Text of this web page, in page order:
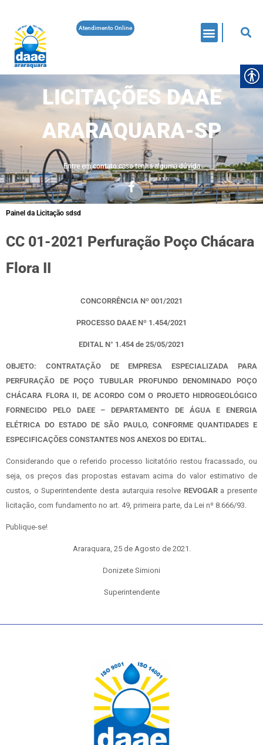
Atendimento Online
LICITAÇÕES DAAE
ARARAQUARA-SP
Entre em contato caso tenha alguma dúvida
Painel da Licitação sdsd
CC 01-2021 Perfuração Poço Chácara
Flora II
CONCORRÊNCIA Nº 001/2021
PROCESSO DAAE Nº 1.454/2021
EDITAL N° 1.454 de 25/05/2021
OBJETO: CONTRATAÇÃO DE EMPRESA ESPECIALIZADA PARA
PERFURAÇÃO DE POÇO TUBULAR PROFUNDO DENOMINADO POÇO
CHÁCARA FLORA II, DE ACORDO COM O PROJETO HIDROGEOLÓGICO
FORNECIDO PELO DAEE – DEPARTAMENTO DE ÁGUA E ENERGIA
ELÉTRICA DO ESTADO DE SÃO PAULO, CONFORME QUANTIDADES E
ESPECIFICAÇÕES CONSTANTES NOS ANEXOS DO EDITAL.
Considerando que o referido processo licitatório restou fracassado, ou
seja, os preços das propostas estavam acima do valor estimativo de
custos, o Superintendente desta autarquia resolve REVOGARa presente
licitação, com fundamento no art. 49, primeira parte, da Lei nº 8.666/93.
Publique-se!
Araraquara, 25 de Agosto de 2021.
Donizete Simioni
Superintendente